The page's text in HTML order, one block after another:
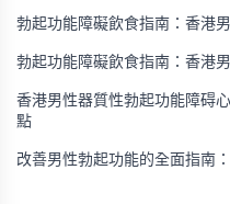
勃起功能障礙飲食指南：香港
勃起功能障礙飲食指南：香港
香港男性器質性勃起功能障碍
點
改善男性勃起功能的全面指南